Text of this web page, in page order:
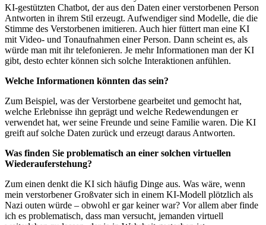
KI-gestützten Chatbot, der aus den Daten einer verstorbenen Person
Antworten in ihrem Stil erzeugt. Aufwendiger sind Modelle, die die
Stimme des Verstorbenen imitieren. Auch hier füttert man eine KI
mit Video- und Tonaufnahmen einer Person. Dann scheint es, als
würde man mit ihr telefonieren. Je mehr Informationen man der KI
gibt, desto echter können sich solche Interaktionen anfühlen.
Welche Informationen könnten das sein?
Zum Beispiel, was der Verstorbene gearbeitet und gemocht hat,
welche Erlebnisse ihn geprägt und welche Redewendungen er
verwendet hat, wer seine Freunde und seine Familie waren. Die KI
greift auf solche Daten zurück und erzeugt daraus Antworten.
Was finden Sie problematisch an einer solchen virtuellen
Wiederauferstehung?
Zum einen denkt die KI sich häufig Dinge aus. Was wäre, wenn
mein verstorbener Großvater sich in einem KI-Modell plötzlich als
Nazi outen würde – obwohl er gar keiner war? Vor allem aber finde
ich es problematisch, dass man versucht, jemanden virtuell